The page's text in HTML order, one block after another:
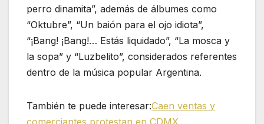
perro dinamita”, además de álbumes como
“Oktubre”, “Un baión para el ojo idiota”,
“¡Bang! ¡Bang!… Estás liquidado”, “La mosca y
la sopa” y “Luzbelito”, considerados referentes
dentro de la música popular Argentina.
También te puede interesar:Caen ventas y